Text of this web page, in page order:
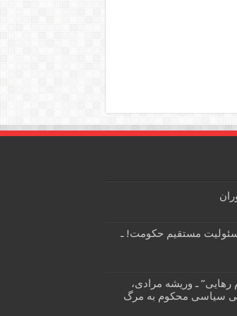
مستقیم حکومت! ـ
ـ وریشه مرادی،
سیاسی محکوم به مرگ